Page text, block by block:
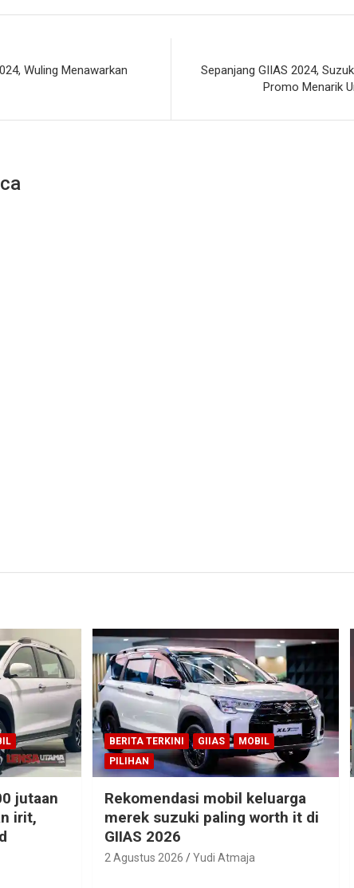
Wuling Menawarkan
Sepanjang GIIAS 2024,
Promo Menarik
jutaan
irit,
BERITA TERKINI GIIAS
MOBIL
PILIHAN
Rekomendasi mobil keluarga
merek suzuki paling worth it di
GIIAS 2026
2 Agustus 2026 Yudi Atmaja